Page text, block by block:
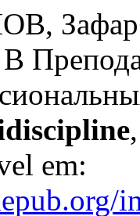
,
em: